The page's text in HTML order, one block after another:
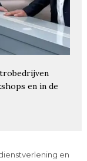
en in de
en